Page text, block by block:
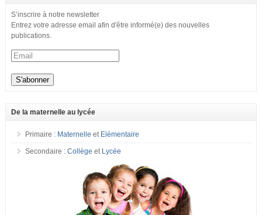
S’inscrire à notre newsletter
Entrez votre adresse email afin d'être informé(e) des nouvelles
publications.
De la maternelle au lycée
Primaire : Maternelle et Elémentaire
Secondaire : Collège et Lycée